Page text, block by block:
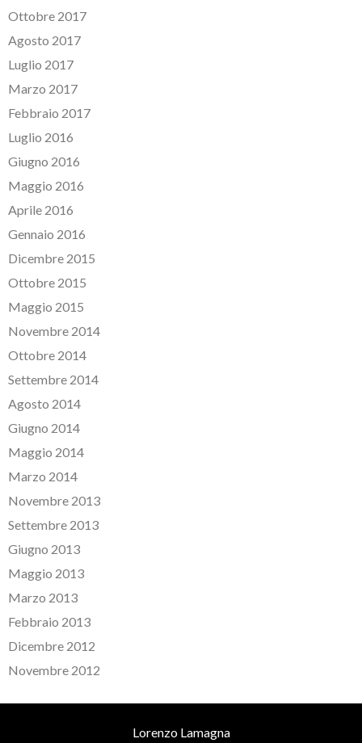
Ottobre 2017
Agosto 2017
Luglio 2017
Marzo 2017
Febbraio 2017
Luglio 2016
Giugno 2016
Maggio 2016
Aprile 2016
Gennaio 2016
Dicembre 2015
Ottobre 2015
Maggio 2015
Novembre 2014
Ottobre 2014
Settembre 2014
Agosto 2014
Giugno 2014
Maggio 2014
Marzo 2014
Novembre 2013
Settembre 2013
Giugno 2013
Maggio 2013
Marzo 2013
Febbraio 2013
Dicembre 2012
Novembre 2012
Lorenzo Lamagna